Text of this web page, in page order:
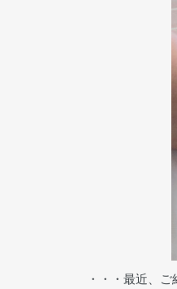
・・・最近、